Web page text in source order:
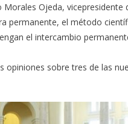
Ojeda, vicepresidente
permanente, el método
el intercambio
sobre tres de las